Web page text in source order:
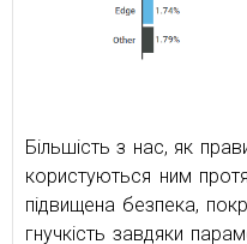
Більшість з нас, як
користуються ним
підвищена безпека,
гнучкість завдяки